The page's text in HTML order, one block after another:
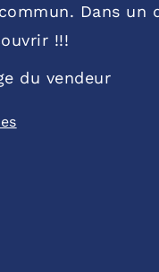
Dans
!!!
du vendeur